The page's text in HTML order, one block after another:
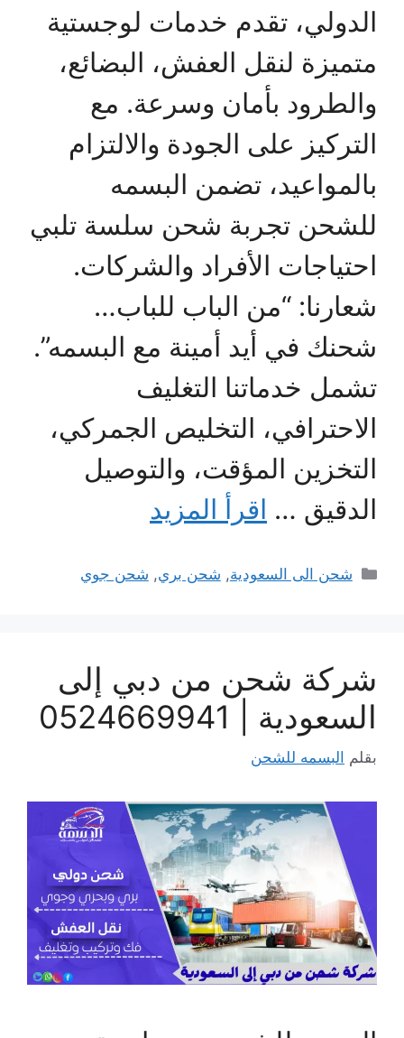
الدولي، تقدم خدمات لوجستية
متميزة لنقل العفش، البضائع،
والطرود بأمان وسرعة. مع
التركيز على الجودة والالتزام
بالمواعيد، تضمن البسمه
للشحن تجربة شحن سلسة تلبي
احتياجات الأفراد والشركات.
شعارنا: “من الباب للباب…
شحنك في أيد أمينة مع البسمه”.
تشمل خدماتنا التغليف
الاحترافي، التخليص الجمركي،
التخزين المؤقت، والتوصيل
الدقيق … اقرأ المزيد
التصنيفات
شحن الى السعودية, شحن بري, شحن جوي
شركة شحن من دبي إلى
السعودية | 0524669941
بقلم البسمه للشحن